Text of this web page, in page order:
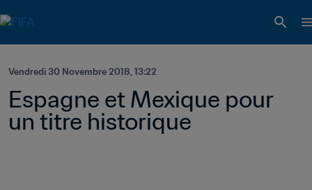
Vendredi 30 Novembre 2018, 13:22
Espagne et Mexique pour
un titre historique